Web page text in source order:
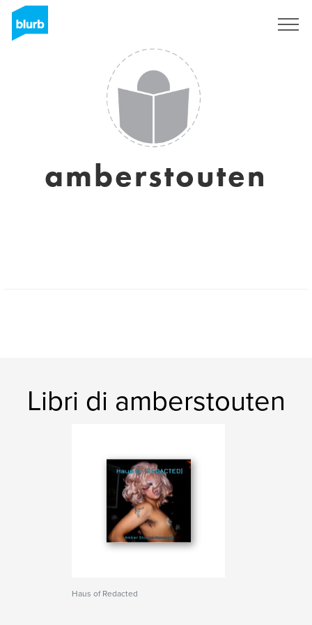
amberstouten
Libri di amberstouten
Haus of Redacted